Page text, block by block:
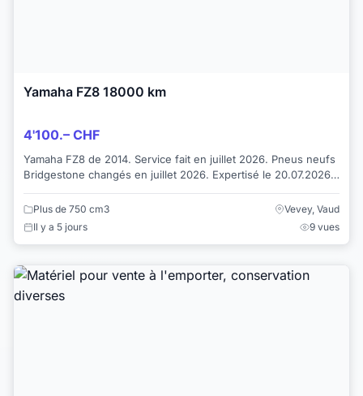
Yamaha FZ8 18000 km
4'100.– CHF
Yamaha FZ8 de 2014. Service fait en juillet 2026. Pneus neufs
Bridgestone changés en juillet 2026. Expertisé le 20.07.2026.
Service fait chaque...
Plus de 750 cm3
Vevey, Vaud
Il y a 5 jours
9 vues